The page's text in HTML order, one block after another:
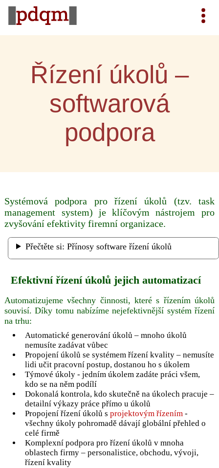
Řízení úkolů –
softwarová
podpora
Systémová podpora pro řízení úkolů (tzv. task
management system) je klíčovým nástrojem pro
zvyšování efektivity firemní organizace.
Přečtěte si: Přínosy software řízení úkolů
Efektivní řízení úkolů jejich automatizací
Automatizujeme všechny činnosti, které s řízením úkolů
souvisí. Díky tomu nabízíme nejefektivnější systém řízení
na trhu:
Automatické generování úkolů – mnoho úkolů
nemusíte zadávat vůbec
Propojení úkolů se systémem řízení kvality – nemusíte
lidi učit pracovní postup, dostanou ho s úkolem
Týmové úkoly - jedním úkolem zadáte práci všem,
kdo se na něm podílí
Dokonalá kontrola, kdo skutečně na úkolech pracuje –
detailní výkazy práce přímo u úkolů
Propojení řízení úkolů sprojektovým řízením -
všechny úkoly pohromadě dávají globální přehled o
celé firmě
Komplexní podpora pro řízení úkolů v mnoha
oblastech firmy – personalistice, obchodu, vývoji,
řízení kvality